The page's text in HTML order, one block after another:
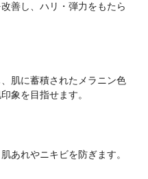
善し、ハリ・弾力をもたら
肌に蓄積されたメラニン色
象を目指せます。
あれやニキビを防ぎます。